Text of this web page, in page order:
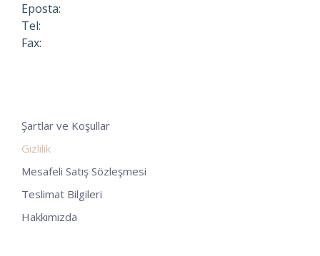
Eposta:
Tel:
Fax:
Şartlar ve Koşullar
Gizlilik
Mesafeli Satış Sözleşmesi
Teslimat Bilgileri
Hakkımızda